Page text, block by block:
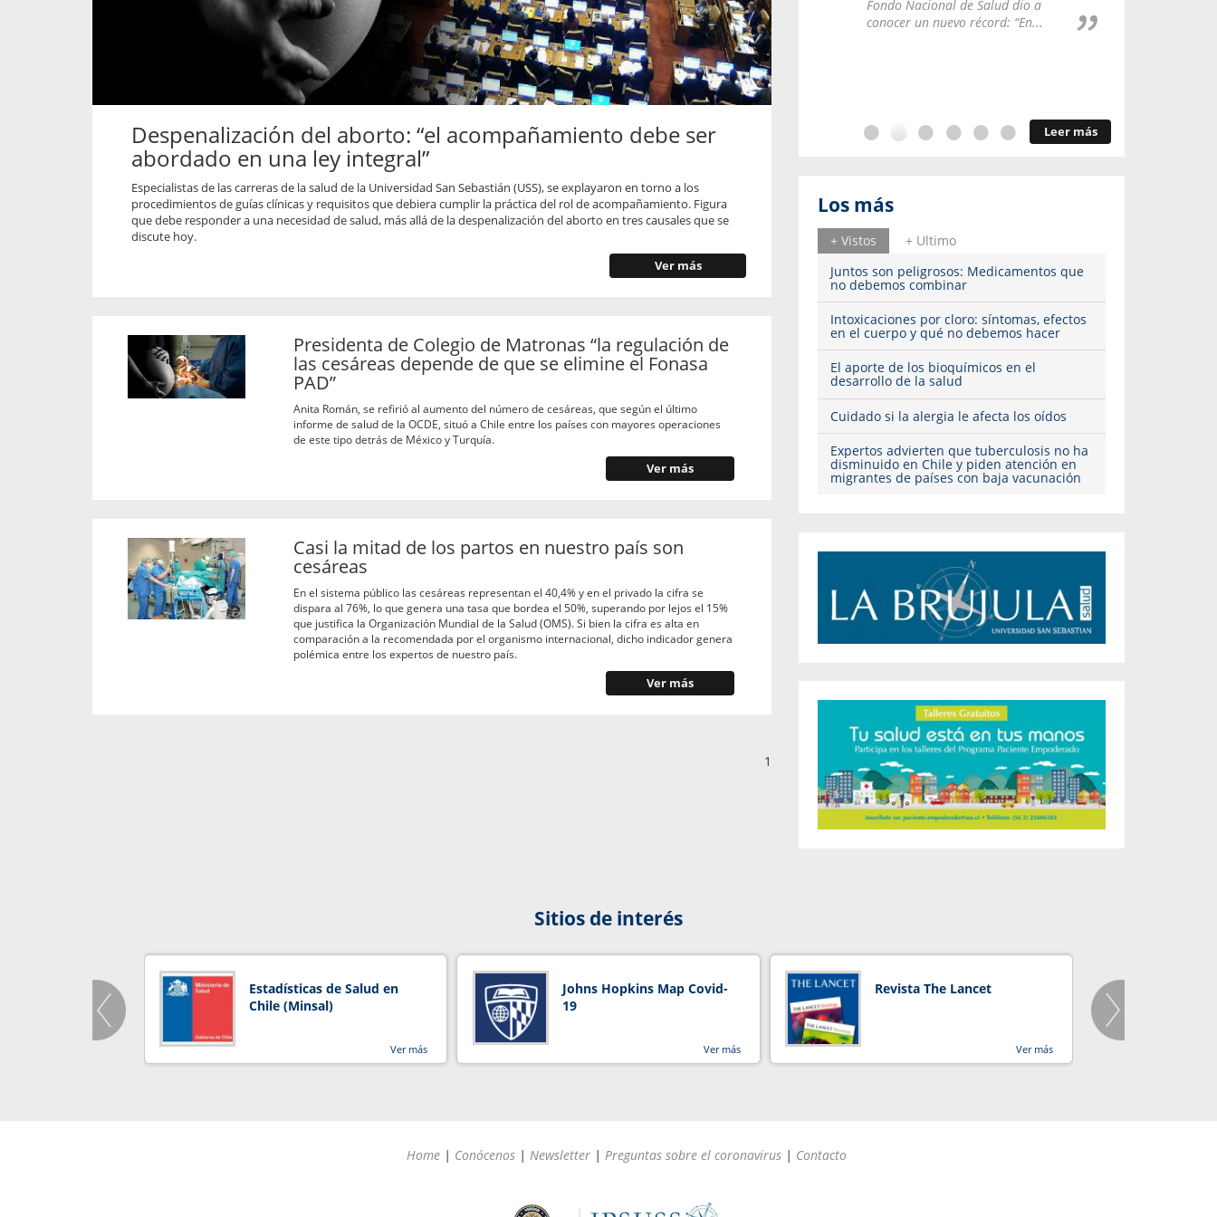
Despenalización del aborto: “el acompañamiento debe ser
abordado en una ley integral”
Especialistas de las carreras de la salud de la Universidad San Sebastián (USS), se explayaron en torno a los
procedimientos de guías clínicas y requisitos que debiera cumplir la práctica del rol de acompañamiento. Figura
que debe responder a una necesidad de salud, más allá de la despenalización del aborto en tres causales que se
discute hoy.
Ver más
Presidenta de Colegio de Matronas “la regulación de
las cesáreas depende de que se elimine el Fonasa
PAD”
Anita Román, se refirió al aumento del número de cesáreas, que según el último
informe de salud de la OCDE, situó a Chile entre los países con mayores operaciones
de este tipo detrás de México y Turquía.
Ver más
Casi la mitad de los partos en nuestro país son
cesáreas
En el sistema público las cesáreas representan el 40,4% y en el privado la cifra se
dispara al 76%, lo que genera una tasa que bordea el 50%, superando por lejos el 15%
que justifica la Organización Mundial de la Salud (OMS). Si bien la cifra es alta en
comparación a la recomendada por el organismo internacional, dicho indicador genera
polémica entre los expertos de nuestro país.
Ver más
1
propaga a un gran número de...
enfermedades periodontales. Sin
embargo, estas son las...
Fondo Nacional de Salud dio a
conocer un nuevo récord: “En...
Leer más
Los más
+ Vistos
+ Ultimo
Juntos son peligrosos: Medicamentos que
no debemos combinar
Intoxicaciones por cloro: síntomas, efectos
en el cuerpo y qué no debemos hacer
El aporte de los bioquímicos en el
desarrollo de la salud
Cuidado si la alergia le afecta los oídos
Expertos advierten que tuberculosis no ha
disminuido en Chile y piden atención en
migrantes de países con baja vacunación
Sitios de interés
Estadísticas de Salud en
Chile (Minsal)
Ver más
Johns Hopkins Map Covid-
19
Ver más
Revista The Lancet
Ver más
Home | Conócenos | Newsletter | Preguntas sobre el coronavirus | Contacto